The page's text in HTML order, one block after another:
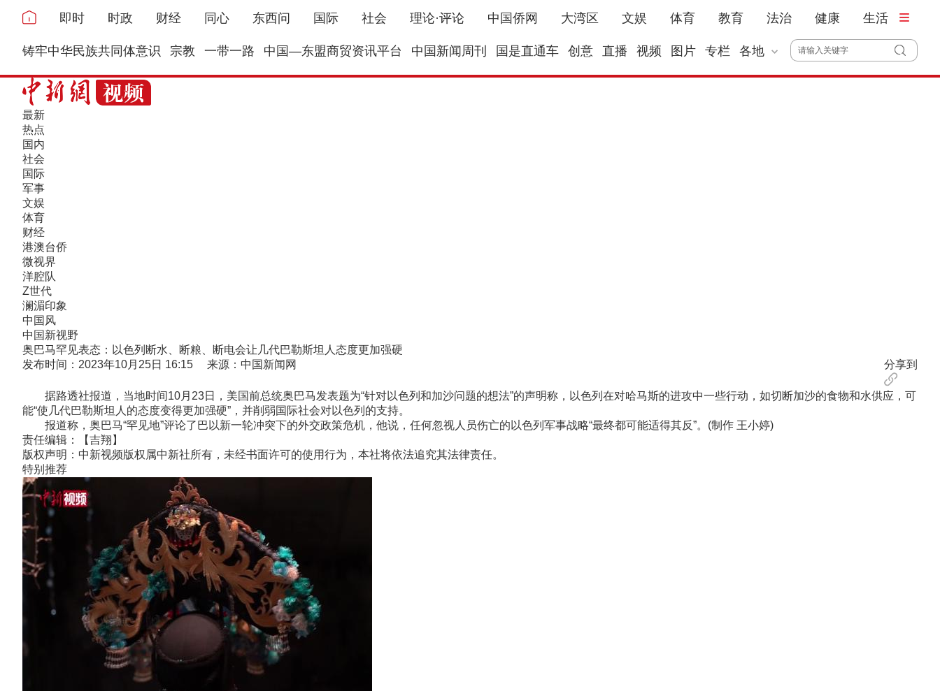
即时 时政 财经 同心 东西问 国际 社会 理论·评论 中国侨网 大湾区 文娱 体育 教育 法治 健康 生活
铸牢中华民族共同体意识 宗教 一带一路 中国—东盟商贸资讯平台 中国新闻周刊 国是直通车 创意 直播 视频 图片 专栏 各地
最新
热点
国内
社会
国际
军事
文娱
体育
财经
港澳台侨
微视界
洋腔队
Z世代
澜湄印象
中国风
中国新视野
奥巴马罕见表态：以色列断水、断粮、断电会让几代巴勒斯坦人态度更加强硬
发布时间：2023年10月25日 16:15 来源：中国新闻网
分享到
据路透社报道，当地时间10月23日，美国前总统奥巴马发表题为“针对以色列和加沙问题的想法”的声明称，以色列在对哈马斯的进攻中一些行动，如切断加沙的食物和水供应，可
能“使几代巴勒斯坦人的态度变得更加强硬”，并削弱国际社会对以色列的支持。
报道称，奥巴马“罕见地”评论了巴以新一轮冲突下的外交政策危机，他说，任何忽视人员伤亡的以色列军事战略“最终都可能适得其反”。(制作 王小婷)
责任编辑：【吉翔】
版权声明：中新视频版权属中新社所有，未经书面许可的使用行为，本社将依法追究其法律责任。
特别推荐